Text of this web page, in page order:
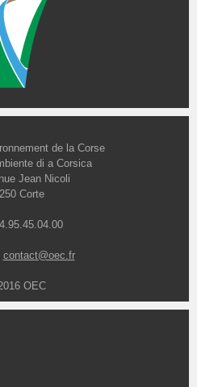
de la Corse
di a Corsica
Jean Nicoli
Corte
contact@oec.fr
OEC